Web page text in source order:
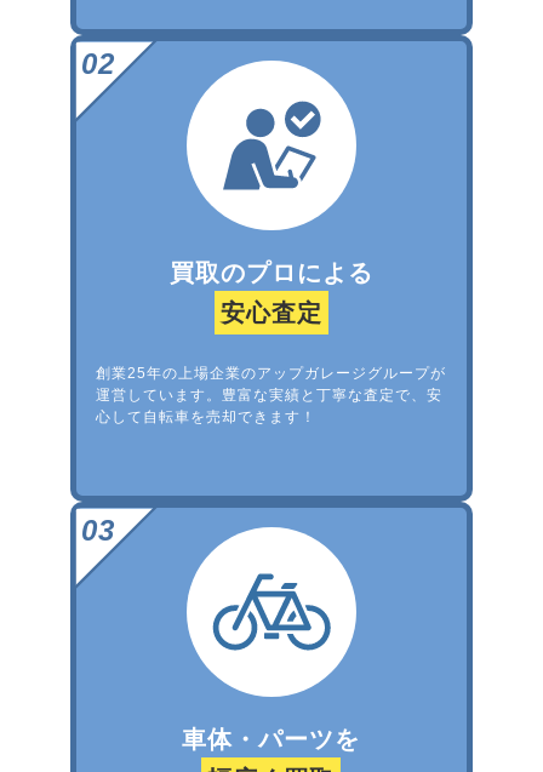
買取のプロによる
安心査定
創業25年の上場企業のアップガレージグループが
運営しています。豊富な実績と丁寧な査定で、安
心して自転車を売却できます！
車体・パーツを